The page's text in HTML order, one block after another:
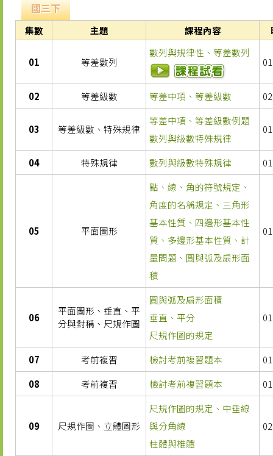
國三下
集數 主題 課程內容
01 等差數列
數列與規律性、等差數列
02 等差級數 等差中項、等差級數
03 等差級數、特殊規律
等差中項、等差級數例題
數列與級數特殊規律
04 特殊規律 數列與級數特殊規律
05 平面圖形
點、線、角的符號規定、
角度的名稱規定、三角形
基本性質、四邊形基本性
質、多邊形基本性質、計
量問題、圓與弧及扇形面
積
06
平面圖形、垂直、平
分與對稱、尺規作圖
圓與弧及扇形面積
垂直、平分
尺規作圖的規定
07 考前複習 檢討考前複習題本
08
考前複習 檢討考前複習題本
09 尺規作圖、立體圖形
尺規作圖的規定、中垂線
與分角線
柱體與椎體